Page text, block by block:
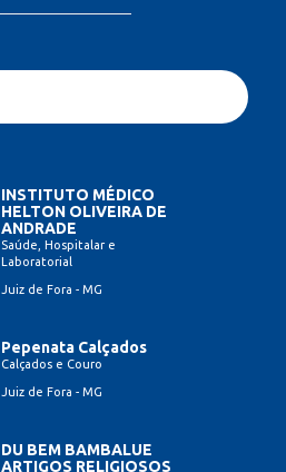
INSTITUTO MÉDICO
HELTON OLIVEIRA DE
ANDRADE
Saúde, Hospitalar e
Laboratorial
Juiz de Fora - MG
Pepenata Calçados
Calçados e Couro
Juiz de Fora - MG
DU BEM BAMBALUE
ARTIGOS RELIGIOSOS